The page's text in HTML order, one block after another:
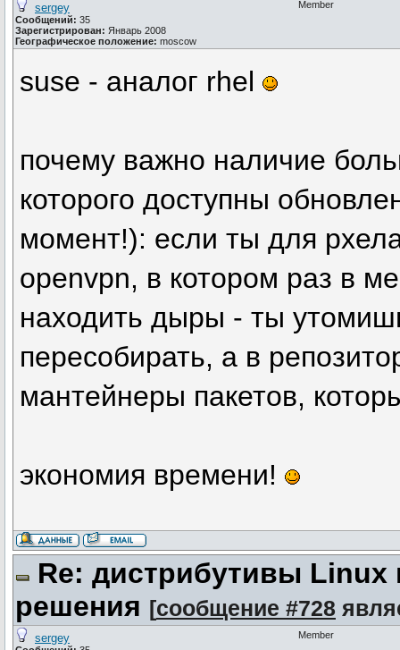
sergey
Сообщений: 35
Зарегистрирован: Январь 2008
Географическое положение: moscow
Member
suse - аналог rhel
почему важно наличие
которого доступны
момент!): если ты для
openvpn, в котором раз в
находить дыры - ты
пересобирать, а в
мантейнеры пакетов,
экономия времени!
Re: дистрибутивы Linux
решения [сообщение #728
sergey Member